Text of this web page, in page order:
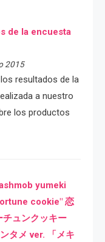
de la encuesta
2015
resultados de la
a nuestro
los productos
yumeki
cookie" 恋
チュンクッキー
タメ ver. 「メキ